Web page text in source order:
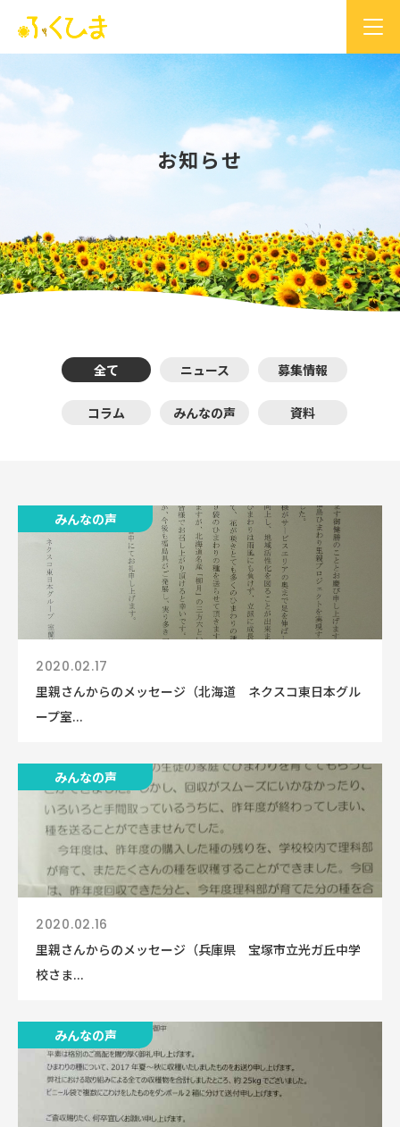
お知らせ
全て ニュース 募集情報
コラム みんなの声 資料
みんなの声
2020.02.17
里親さんからのメッセージ（北海道 ネクスコ東日本グル
ープ室...
みんなの声
2020.02.16
里親さんからのメッセージ（兵庫県 宝塚市立光ガ丘中学
校さま...
みんなの声